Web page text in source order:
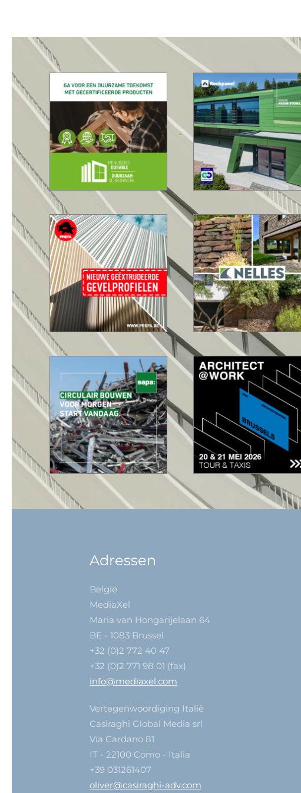
Adressen
België
MediaXel
Maria van Hongarijelaan 64
BE - 1083 Brussel
+32 (0)2 772 40 47
+32 (0)2 771 98 01 (fax)
info@mediaxel.com
Vertegenwoordiging Italië
Casiraghi Global Media srl
Via Cardano 81
IT - 22100 Como - Italia
+39 031261407
oliver@casiraghi-adv.com